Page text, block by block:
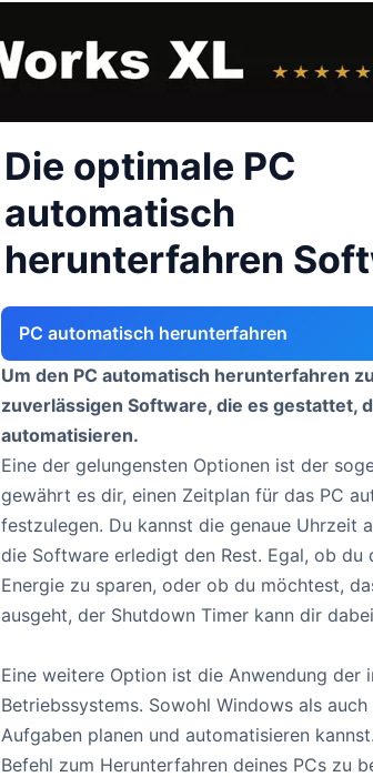
Die optimale PC
automatisch
herunterfahren
PC automatisch herunterfahren
Um den PC automatisch herunterfahren
zuverlässigen Software, die es
automatisieren.
Eine der gelungensten Optionen ist der
gewährt es dir, einen Zeitplan für das PC
festzulegen. Du kannst die genaue Uhrzeit
die Software erledigt den Rest. Egal, ob
Energie zu sparen, oder ob du möchtest,
ausgeht, der Shutdown Timer kann dir
Eine weitere Option ist die Anwendung der
Betriebssystems. Sowohl Windows als
Aufgaben planen und automatisieren
Befehl zum Herunterfahren deines PCs zu